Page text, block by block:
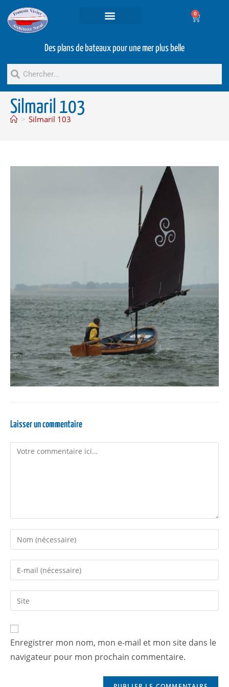
0
Des plans de bateaux pour une mer plus belle
Silmaril 103
> Silmaril 103
Laisser un commentaire
Enregistrer mon nom, mon e-mail et mon site dans le
navigateur pour mon prochain commentaire.